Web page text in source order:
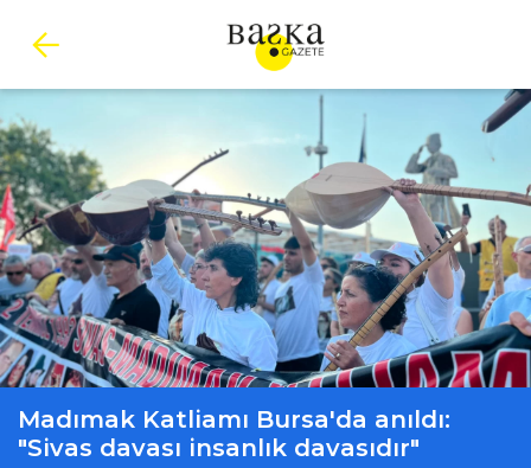
Madımak Katliamı Bursa'da anıldı:
"Sivas davası insanlık davasıdır"